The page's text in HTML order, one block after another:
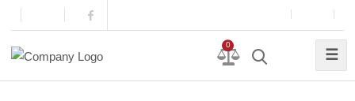
0
☰